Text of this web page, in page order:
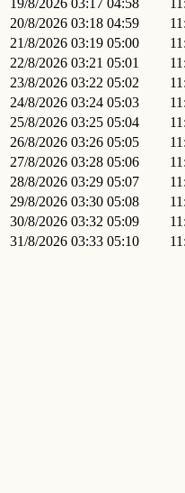
19/8/2026 03:17 04:58
20/8/2026 03:18 04:59
21/8/2026 03:19 05:00
22/8/2026 03:21 05:01
23/8/2026 03:22 05:02
24/8/2026 03:24 05:03
25/8/2026 03:25 05:04
26/8/2026 03:26 05:05
27/8/2026 03:28 05:06
28/8/2026 03:29 05:07
29/8/2026 03:30 05:08
30/8/2026 03:32 05:09
31/8/2026 03:33 05:10